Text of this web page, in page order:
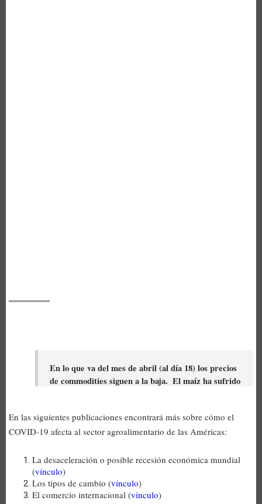
En lo que va del mes de abril (al día 18) los precios
de commodities siguen a la baja.  El maíz ha sufrido
En las siguientes publicaciones encontrará más sobre cómo el
COVID-19 afecta al sector agroalimentario de las Américas:
La desaceleración o posible recesión económica mundial
(vínculo)
Los tipos de cambio (vínculo)
El comercio internacional (vínculo)